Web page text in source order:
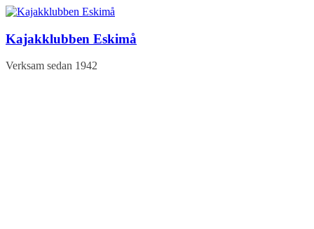
Hoppa
innehåll
Kajakklubben Eskimå
Verksam sedan 1942